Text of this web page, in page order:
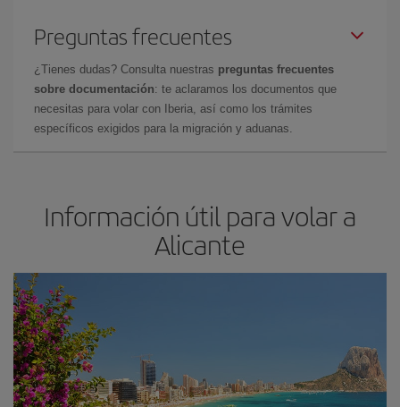
Preguntas frecuentes
¿Tienes dudas? Consulta nuestras preguntas frecuentes
sobre documentación: te aclaramos los documentos que
necesitas para volar con Iberia, así como los trámites
específicos exigidos para la migración y aduanas.
Información útil para volar a
Alicante